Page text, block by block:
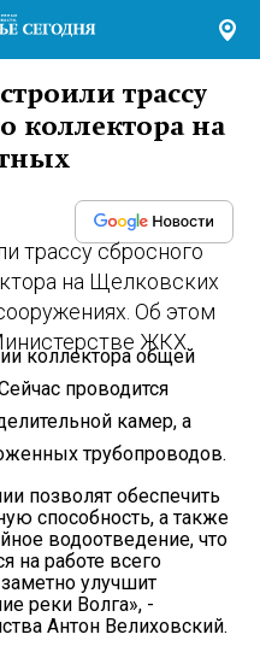
трассу
коллектора на
трассу сбросного
на Щелковских
Об этом
ЖКХ.
коллектора общей
проводится
камер, а
трубопроводов.
позволят обеспечить
способность, а также
водоотведение, что
на работе всего
улучшит
реки Волга», -
Антон Велиховский.